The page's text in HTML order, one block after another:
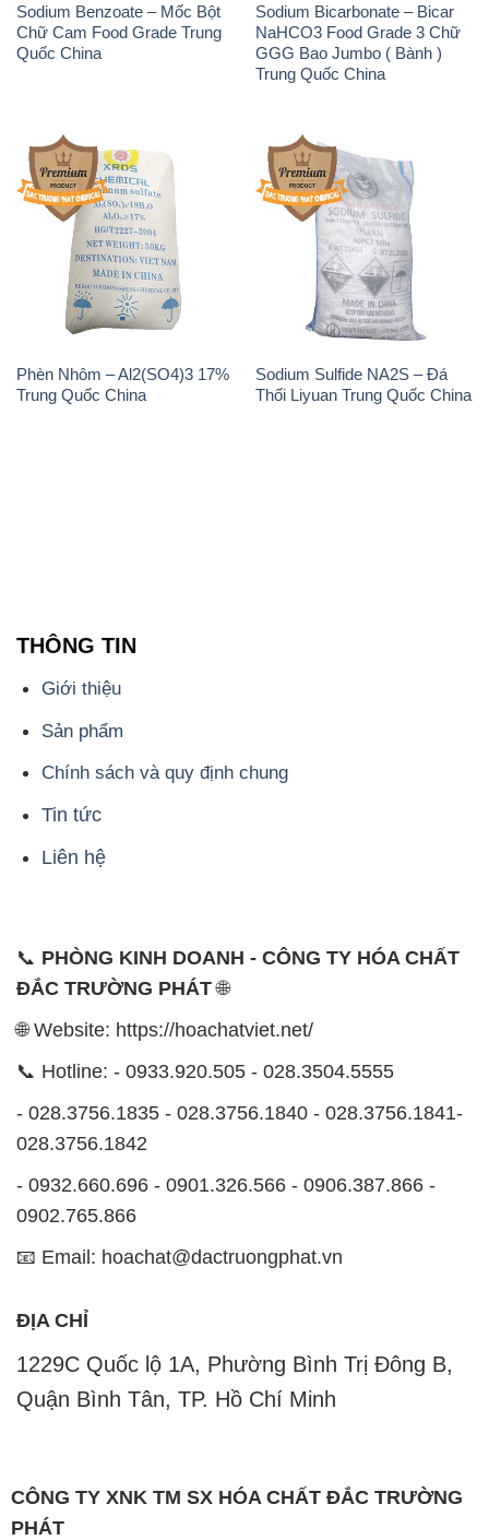
Sodium Benzoate – Mốc Bột
Chữ Cam Food Grade Trung
Quốc China
Sodium Bicarbonate – Bicar
NaHCO3 Food Grade 3 Chữ
GGG Bao Jumbo ( Bành )
Trung Quốc China
Phèn Nhôm – Al2(SO4)3 17%
Trung Quốc China
Sodium Sulfide NA2S – Đá
Thối Liyuan Trung Quốc China
THÔNG TIN
Giới thiệu
Sản phẩm
Chính sách và quy định chung
Tin tức
Liên hệ
📞 PHÒNG KINH DOANH - CÔNG TY HÓA CHẤT
ĐẮC TRƯỜNG PHÁT🌐
🌐 Website: https://hoachatviet.net/
📞 Hotline: - 0933.920.505 - 028.3504.5555
- 028.3756.1835 - 028.3756.1840 - 028.3756.1841-
028.3756.1842
- 0932.660.696 - 0901.326.566 - 0906.387.866 -
0902.765.866
📧 Email: hoachat@dactruongphat.vn
ĐỊA CHỈ
1229C Quốc lộ 1A, Phường Bình Trị Đông B,
Quận Bình Tân, TP. Hồ Chí Minh
CÔNG TY XNK TM SX HÓA CHẤT ĐẮC TRƯỜNG
PHÁT